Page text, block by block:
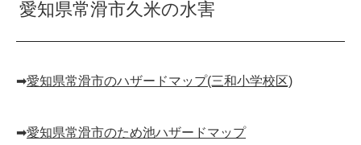
愛知県常滑市久米の水害
➡︎愛知県常滑市のハザードマップ(三和小学校区)
➡︎愛知県常滑市のため池ハザードマップ